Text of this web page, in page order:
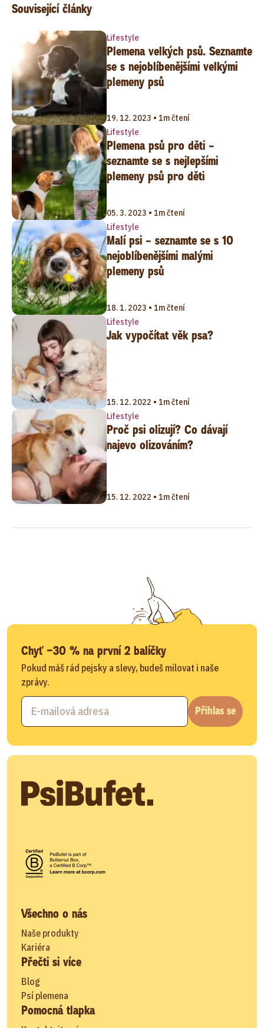
Související články
Lifestyle
Plemena velkých psů. Seznamte
se s nejoblíbenějšími velkými
plemeny psů
19. 12. 2023 • 1m čtení
Lifestyle
Plemena psů pro děti –
seznamte se s nejlepšími
plemeny psů pro děti
05. 3. 2023 • 1m čtení
Lifestyle
Malí psi – seznamte se s 10
nejoblíbenějšími malými
plemeny psů
18. 1. 2023 • 1m čtení
Lifestyle
Jak vypočítat věk psa?
15. 12. 2022 • 1m čtení
Lifestyle
Proč psi olizují? Co dávají
najevo olizováním?
15. 12. 2022 • 1m čtení
Chyť −30 % na první 2 balíčky
Pokud máš rád pejsky a slevy, budeš milovat i naše
zprávy.
Přihlas se
Všechno o nás
Naše produkty
Kariéra
Přečti si více
Blog
Psí plemena
Pomocná tlapka